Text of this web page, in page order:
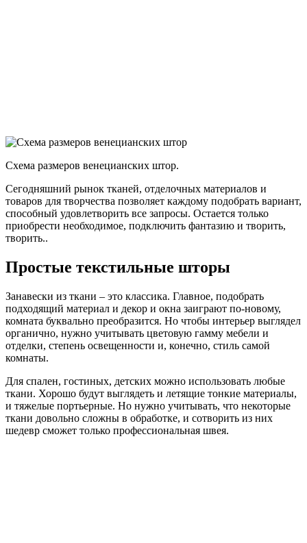
Схема размеров венецианских штор.
Сегодняшний рынок тканей, отделочных материалов и
товаров для творчества позволяет каждому подобрать вариант,
способный удовлетворить все запросы. Остается только
приобрести необходимое, подключить фантазию и творить,
творить..
Простые текстильные шторы
Занавески из ткани – это классика. Главное, подобрать
подходящий материал и декор и окна заиграют по-новому,
комната буквально преобразится. Но чтобы интерьер выглядел
органично, нужно учитывать цветовую гамму мебели и
отделки, степень освещенности и, конечно, стиль самой
комнаты.
Для спален, гостиных, детских можно использовать любые
ткани. Хорошо будут выглядеть и летящие тонкие материалы,
и тяжелые портьерные. Но нужно учитывать, что некоторые
ткани довольно сложны в обработке, и сотворить из них
шедевр сможет только профессиональная швея.